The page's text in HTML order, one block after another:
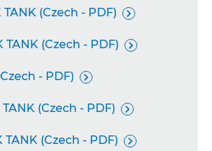
(Czech - PDF) 
TANK (Czech - PDF) 
- PDF) 
(Czech - PDF) 
TANK (Czech - PDF) 